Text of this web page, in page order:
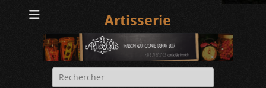
Artisserie
Rechercher :